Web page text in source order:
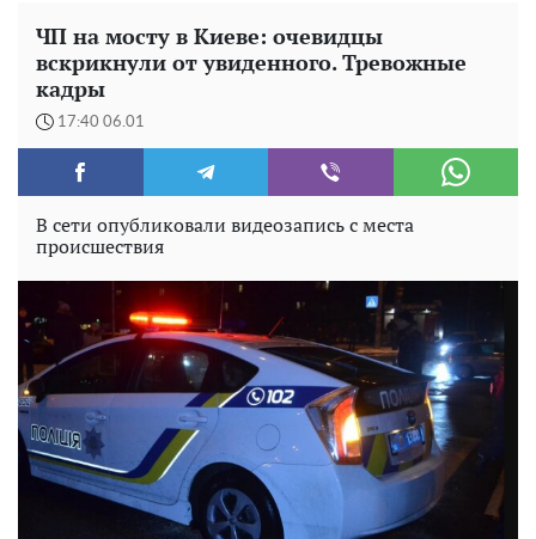
ЧП на мосту в Киеве: очевидцы
вскрикнули от увиденного. Тревожные
кадры
17:40 06.01
В сети опубликовали видеозапись с места
происшествия